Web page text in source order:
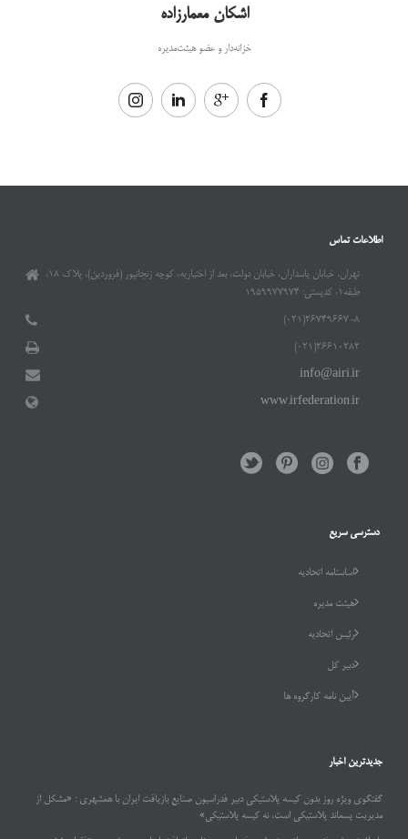
اشکان معمارزاده
خزانه‌دار و عضو هیئت‌مدیره
اطلاعات تماس
تهران، خیابان پاسداران، خیابان دولت، بعد از اختیاریه، کوچه زنجانپور (فروردین)، پلاک ۱۸،
طبقه۱، کدپستی: ۱۹۵۹۹۷۷۹۷۴
۲۶۷۴۹۶۶۷-۸(۰۲۱)
۲۶۶۱۰۲۸۲(۰۲۱)
info@airi.ir
www.irfederation.ir
دسترسی سریع
اساسنامه اتحادیه
هیئت مدیره
رئیس اتحادیه
دبیر کل
آیین نامه کارگروه ها
جدیدترین اخبار
گفتگوی ویژه روز بدون کیسه پلاستیکی دبیر فدراسیون صنایع بازیافت ایران با همشهری : «مشکل از
مدیریت پسماند پلاستیکی است، نه کیسه پلاستیکی»